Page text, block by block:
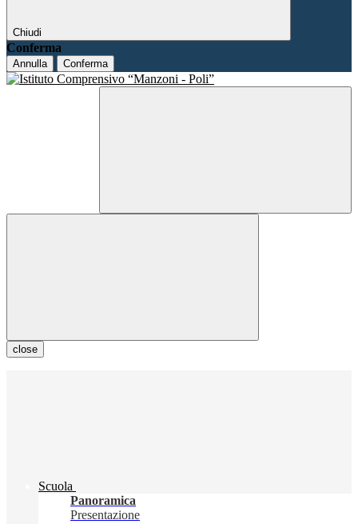
Chiudi
Conferma
Annulla Conferma
close
Scuola
Panoramica
Presentazione